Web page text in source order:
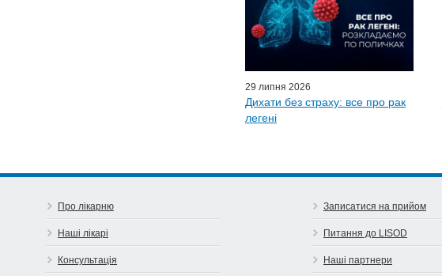
Почесні гості
Ефіри LISOD-онлайн
Партнери LISOD
29 липня 2026
Дихати без страху: все про рак
легені
Про лікарню
Наші лікарі
Консультація
Записатися на прийом
Питання до LISOD
Наші партнери